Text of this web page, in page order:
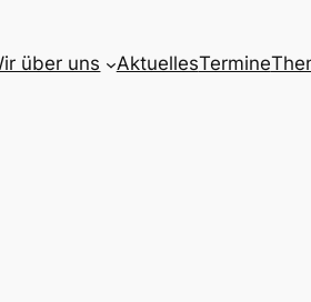
über uns AktuellesTermine